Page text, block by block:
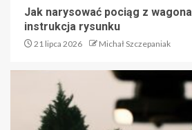
Jak narysować pociąg z
instrukcja rysunku
21 lipca 2026 Michał Szczepaniak